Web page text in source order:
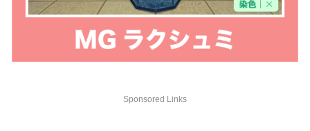
Sponsored Links